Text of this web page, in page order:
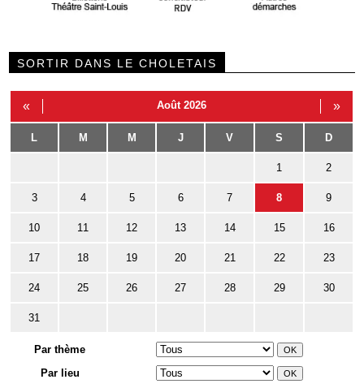
SORTIR DANS LE CHOLETAIS
« Août 2026 »
L M M J V S D
1 2
3 4 5 6 7 8 9
10 11 12 13 14 15 16
17 18 19 20 21 22 23
24 25 26 27 28 29 30
31
Par thème
Par lieu